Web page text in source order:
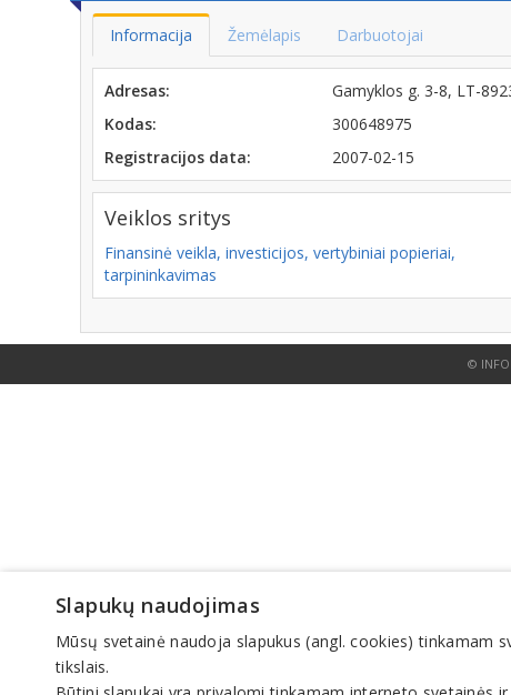
Informacija Žemėlapis Darbuotojai
Adresas:
Gamyklos g. 3-8, LT-
Kodas:
300648975
Registracijos data:
2007-02-15
Veiklos sritys
Finansinė veikla, investicijos, vertybiniai popieriai,
tarpininkavimas
©
Slapukų naudojimas
Mūsų svetainė naudoja slapukus (angl. cookies) tinkamam
tikslais.